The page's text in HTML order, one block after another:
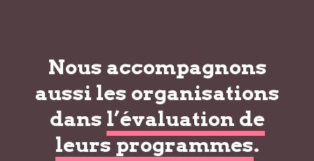
Nous accompagnons
aussi les organisations
dans l’évaluation de
leurs programmes.